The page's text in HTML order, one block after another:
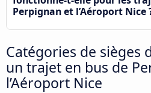
Perpignan et l’Aéroport Nice
Catégories de sièges
un trajet en bus de
l’Aéroport Nice